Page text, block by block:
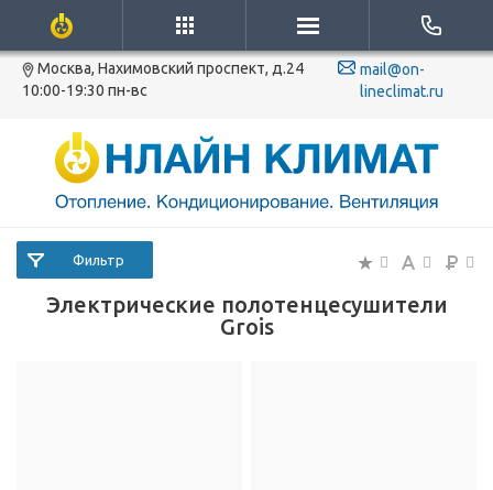
Москва, Нахимовский проспект, д.24
10:00-19:30 пн-вс
mail@on-
lineclimat.ru
Электрические полотенцесушители
Grois
Фильтр